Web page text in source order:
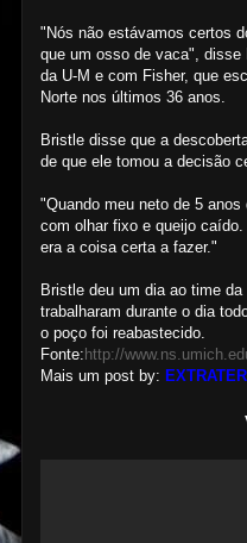
"Nós não estávamos certos
que um osso de vaca",
da U-M e com Fisher, que
Norte nos últimos 36 anos.
Bristle disse que a
de que ele tomou a decisão
"Quando meu neto de 5
com olhar fixo e queijo
era a coisa certa a fazer."
Bristle deu um dia ao time
trabalharam durante o dia
o poço foi reabastecido.
Fonte: http://
Mais um post by: